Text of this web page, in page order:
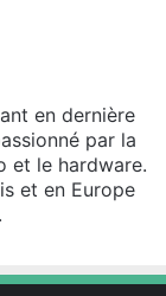
en dernière
par la
et le hardware.
et en Europe